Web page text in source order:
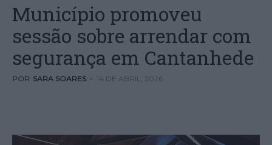
Município promoveu
sessão sobre arrendar com
segurança em Cantanhede
POR SARA SOARES - 14 DE ABRIL, 2026